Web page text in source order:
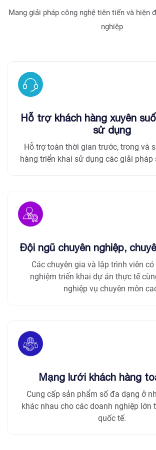
Mang giải pháp công nghệ tiên tiến và hiện
nghiệp
Hỗ trợ khách hàng xuyên
sử dụng
Hỗ trợ toàn thời gian trước, trong và
hàng triển khai sử dụng các giải pháp
Đội ngũ chuyên nghiệp,
Các chuyên gia và lập trình viên
nghiệm triển khai dự án thực tế
nghiệp vụ chuyên môn
Mạng lưới khách hàng
Cung cấp sản phẩm số đa dạng ở
khác nhau cho các doanh nghiệp lớn
quốc tế.